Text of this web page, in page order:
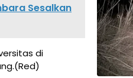
Sesalkan
di